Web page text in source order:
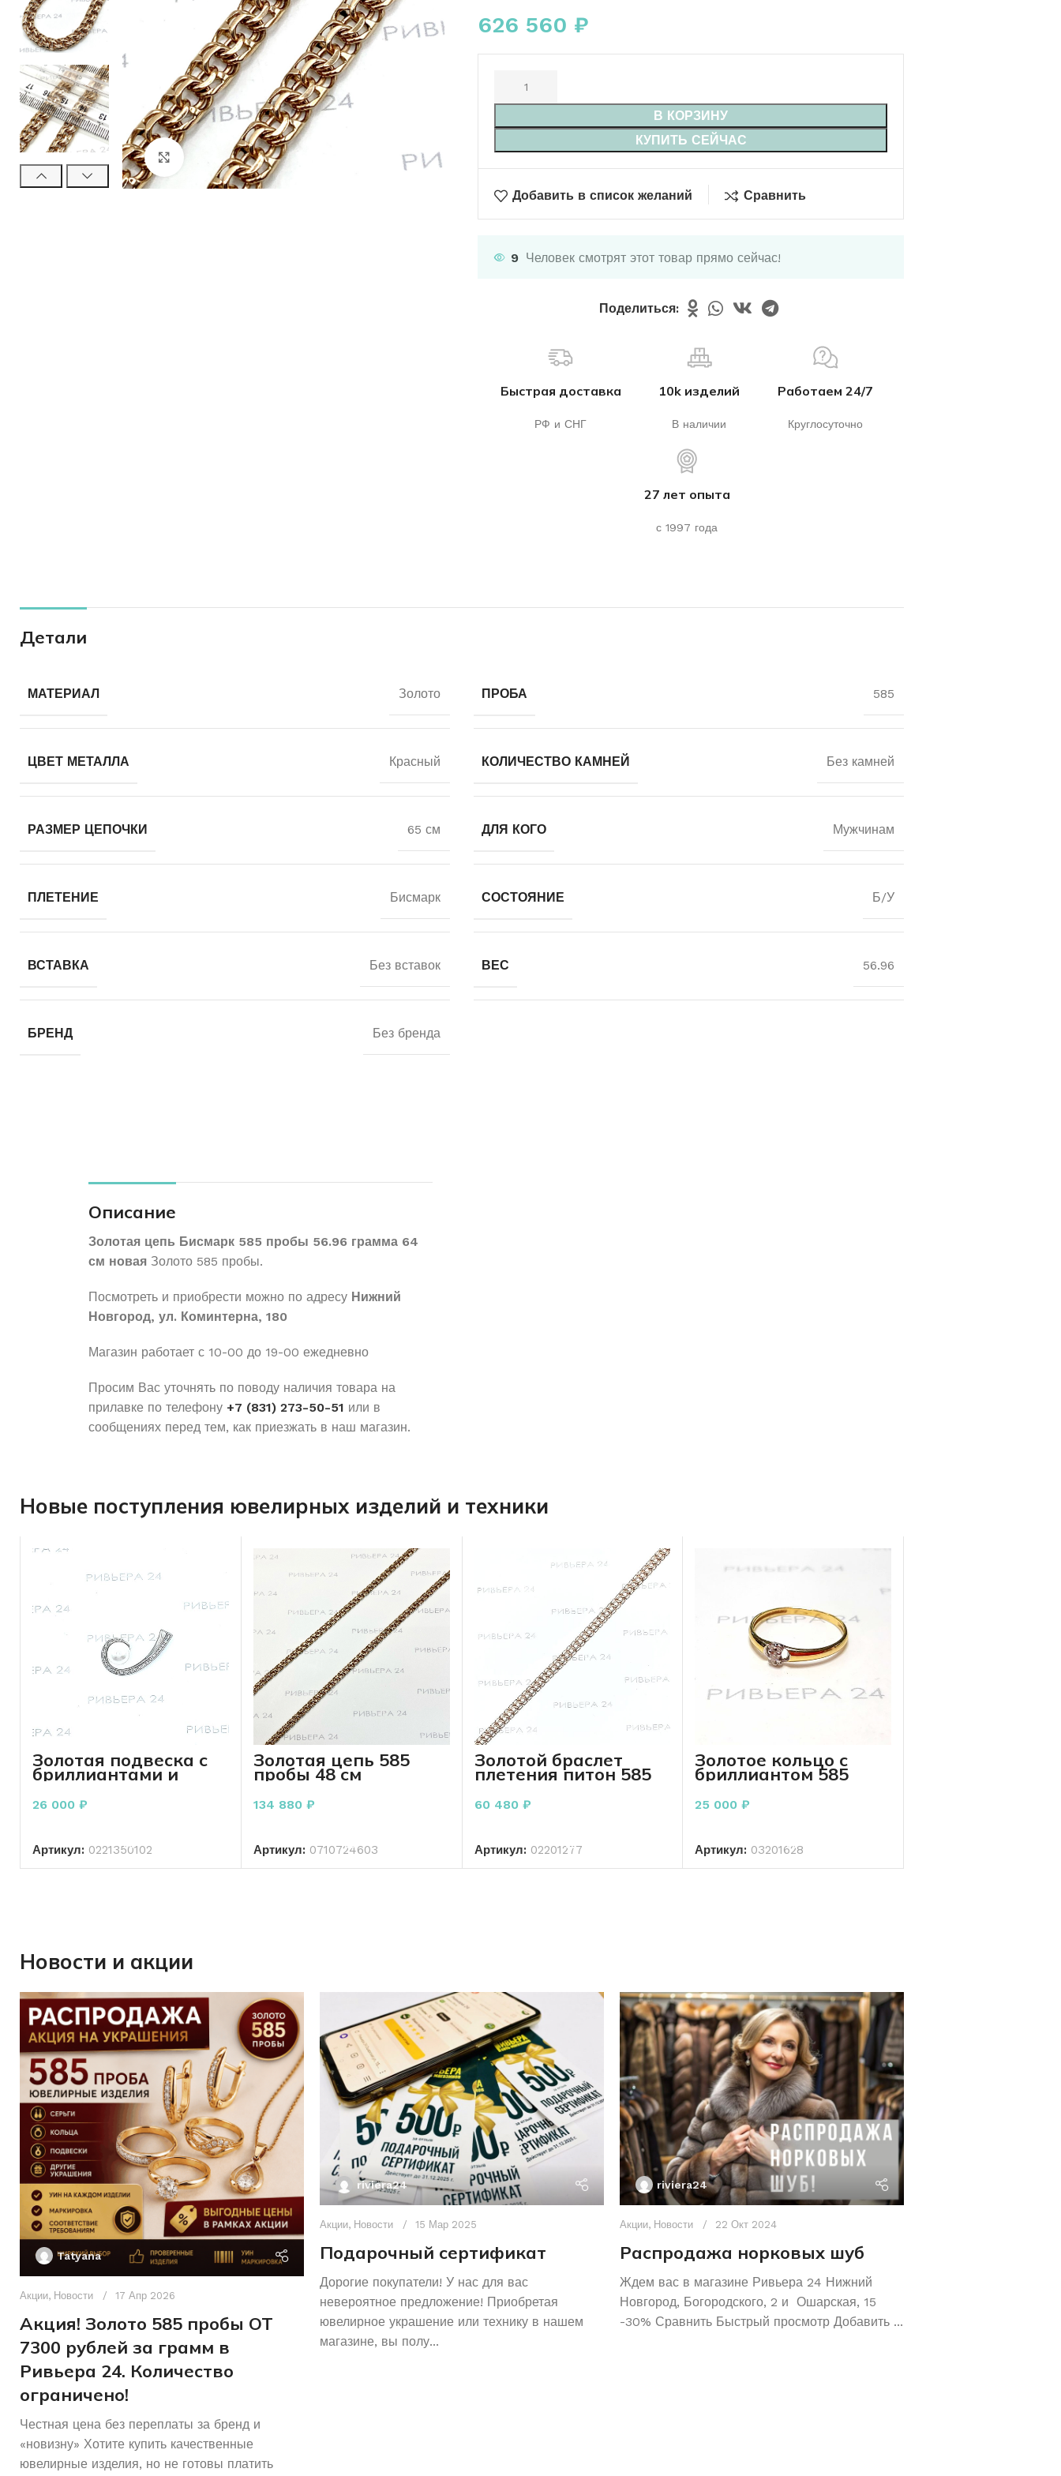
Нажмите, чтобы увеличить
626 560 ₽
В КОРЗИНУ
КУПИТЬ СЕЙЧАС
Добавить в список желаний Сравнить
9 Человек смотрят этот товар прямо сейчас!
Поделиться:
Быстрая доставка
РФ и СНГ
10k изделий
В наличии
Работаем 24/7
Круглосуточно
27 лет опыта
с 1997 года
Детали
МАТЕРИАЛ Золото ПРОБА 585
ЦВЕТ МЕТАЛЛА Красный КОЛИЧЕСТВО КАМНЕЙ Без камней
РАЗМЕР ЦЕПОЧКИ 65 см ДЛЯ КОГО Мужчинам
ПЛЕТЕНИЕ Бисмарк СОСТОЯНИЕ Б/У
ВСТАВКА Без вставок ВЕС 56.96
БРЕНД Без бренда
Описание
Золотая цепь Бисмарк 585 пробы 56.96 грамма 64
см новая Золото 585 пробы.
Посмотреть и приобрести можно по адресу Нижний
Новгород, ул. Коминтерна, 180
Магазин работает с 10-00 до 19-00 ежедневно
Просим Вас уточнять по поводу наличия товара на
прилавке по телефону +7 (831) 273-50-51 или в
сообщениях перед тем, как приезжать в наш магазин.
Новые поступления ювелирных изделий и техники
Золотая подвеска с
бриллиантами и
жемчугом 585 пробы
2,86 грамм
26 000 ₽
Артикул: 0221350102
Золотая цепь 585
пробы 48 см
134 880 ₽
Артикул: 0710724603
Золотой браслет
плетения питон 585
пробы 7,56 грамм 24
см
60 480 ₽
Артикул: 02201277
Золотое кольцо с
бриллиантом 585
пробы 1.55 грамм
25 000₽
Артикул: 03201628
Новости и акции
Tatyana
Акции, Новости 17 Апр 2026
Акция! Золото 585 пробы ОТ
7300 рублей за грамм в
Ривьера 24. Количество
ограничено!
Честная цена без переплаты за бренд и
«новизну» Хотите купить качественные
ювелирные изделия, но не готовы платить
riviera24
Акции, Новости 15 Мар 2025
Подарочный сертификат
Дорогие покупатели! У нас для вас
невероятное предложение! Приобретая
ювелирное украшение или технику в нашем
магазине, вы полу...
riviera24
Акции, Новости 22 Окт 2024
Распродажа норковых шуб
Ждем вас в магазине Ривьера 24 Нижний
Новгород, Богородского, 2 и Ошарская, 15
-30% Сравнить Быстрый просмотр Добавить ...